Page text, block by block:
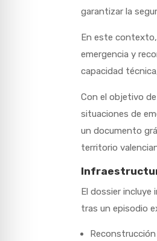
garantizar la
En este contexto,
emergencia y
capacidad
Con el objetivo
situaciones de
un documento
territorio
El dossier incluye
tras un episodio